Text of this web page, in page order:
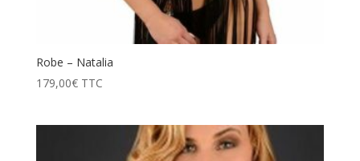
Robe – Natalia
179,00€ TTC